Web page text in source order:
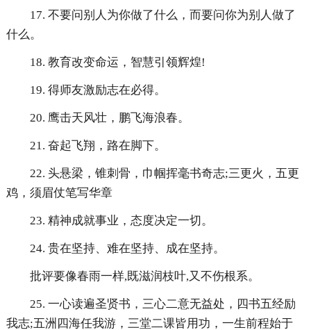
17. 不要问别人为你做了什么，而要问你为别人做了
什么。
18. 教育改变命运，智慧引领辉煌!
19. 得师友激励志在必得。
20. 鹰击天风壮，鹏飞海浪春。
21. 奋起飞翔，路在脚下。
22. 头悬梁，锥刺骨，巾帼挥毫书奇志;三更火，五更
鸡，须眉仗笔写华章
23. 精神成就事业，态度决定一切。
24. 贵在坚持、难在坚持、成在坚持。
批评要像春雨一样,既滋润枝叶,又不伤根系。
25. 一心读遍圣贤书，三心二意无益处，四书五经励
我志;五洲四海任我游，三堂二课皆用功，一生前程始于